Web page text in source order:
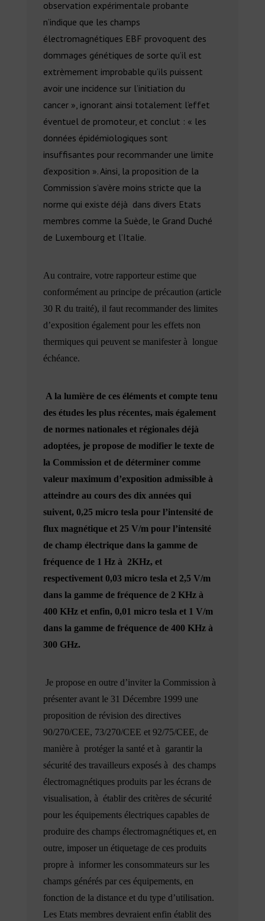
observation expérimentale probante
n’indique que les champs
électromagnétiques EBF provoquent des
dommages génétiques de sorte qu’il est
extrèmement improbable qu’ils puissent
avoir une incidence sur l’initiation du
cancer », ignorant ainsi totalement l’effet
éventuel de promoteur, et conclut : « les
données épidémiologiques sont
insuffisantes pour recommander une limite
d’exposition ». Ainsi, la proposition de la
Commission s’avère moins stricte que la
norme qui existe déjà dans divers Etats
membres comme la Suède, le Grand Duché
de Luxembourg et l’Italie.
Au contraire, votre rapporteur estime que
conformément au principe de précaution (article
30 R du traité), il faut recommander des limites
d’exposition également pour les effets non
thermiques qui peuvent se manifester à longue
échéance.
A la lumière de ces éléments et compte tenu
des études les plus récentes, mais également
de normes nationales et régionales déjà
adoptées, je propose de modifier le texte de
la Commission et de déterminer comme
valeur maximum d’exposition admissible à
atteindre au cours des dix années qui
suivent, 0,25 micro tesla pour l’intensité de
flux magnétique et 25 V/m pour l’intensité
de champ électrique dans la gamme de
fréquence de 1 Hz à 2KHz, et
respectivement 0,03 micro tesla et 2,5 V/m
dans la gamme de fréquence de 2 KHz à
400 KHz et enfin, 0,01 micro tesla et 1 V/m
dans la gamme de fréquence de 400 KHz à
300 GHz.
Je propose en outre d’inviter la Commission à
présenter avant le 31 Décembre 1999 une
proposition de révision des directives
90/270/CEE, 73/270/CEE et 92/75/CEE, de
manière à protéger la santé et à garantir la
sécurité des travailleurs exposés à des champs
électromagnétiques produits par les écrans de
visualisation, à établir des critères de sécurité
pour les équipements électriques capables de
produire des champs électromagnétiques et, en
outre, imposer un étiquetage de ces produits
propre à informer les consommateurs sur les
champs générés par ces équipements, en
fonction de la distance et du type d’utilisation.
Les Etats membres devraient enfin établit des